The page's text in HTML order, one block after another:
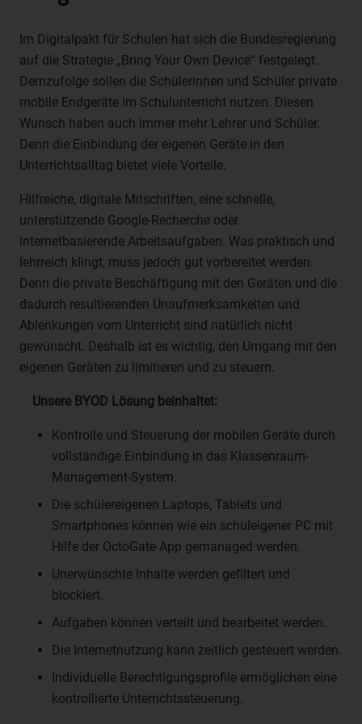
Im Digitalpakt für Schulen hat sich die Bundesregierung
auf die Strategie „Bring Your Own Device“ festgelegt.
Demzufolge sollen die Schülerinnen und Schüler private
mobile Endgeräte im Schulunterricht nutzen. Diesen
Wunsch haben auch immer mehr Lehrer und Schüler.
Denn die Einbindung der eigenen Geräte in den
Unterrichtsalltag bietet viele Vorteile.
Hilfreiche, digitale Mitschriften, eine schnelle,
unterstützende Google-Recherche oder
internetbasierende Arbeitsaufgaben. Was praktisch und
lehrreich klingt, muss jedoch gut vorbereitet werden.
Denn die private Beschäftigung mit den Geräten und die
dadurch resultierenden Unaufmerksamkeiten und
Ablenkungen vom Unterricht sind natürlich nicht
gewünscht. Deshalb ist es wichtig, den Umgang mit den
eigenen Geräten zu limitieren und zu steuern.
Unsere BYOD Lösung beinhaltet:
Kontrolle und Steuerung der mobilen Geräte durch
vollständige Einbindung in das Klassenraum-
Management-System.
Die schülereigenen Laptops, Tablets und
Smartphones können wie ein schuleigener PC mit
Hilfe der OctoGate App gemanaged werden.
Unerwünschte Inhalte werden gefiltert und
blockiert.
Aufgaben können verteilt und bearbeitet werden.
Die Internetnutzung kann zeitlich gesteuert werden.
Individuelle Berechtigungsprofile ermöglichen eine
kontrollierte Unterrichtssteuerung.
die Anpassung oder Veränderung, das Auslesen, das
Übermittlung, Verbreitung oder eine andere Form der
Bereitstellung, den Abgleich oder die Verknüpfung, die
Einschränkung, das Löschen oder die Vernichtung.
d) Einschränkung der Verarbeitung
Einschränkung der Verarbeitung ist die Markierung
gespeicherter personenbezogener Daten mit dem Ziel,
ihre künftige Verarbeitung einzuschränken.
Profiling ist jede Art der automatisierten Verarbeitung
personenbezogener Daten, die darin besteht, dass diese
personenbezogenen Daten verwendet werden, um
bestimmte persönliche Aspekte, die sich auf eine
natürliche Person beziehen, zu bewerten, insbesondere,
um Aspekte bezüglich Arbeitsleistung, wirtschaftlicher
Lage, Gesundheit, persönlicher Vorlieben, Interessen,
Zuverlässigkeit, Verhalten, Aufenthaltsort oder
oder vorherzusagen.
f) Pseudonymisierung
Pseudonymisierung ist die Verarbeitung
personenbezogener Daten in einer Weise, auf welche die
personenbezogenen Daten ohne Hinzuziehung
zusätzlicher Informationen nicht mehr einer spezifischen
betroffenen Person zugeordnet werden können, sofern
diese zusätzlichen Informationen gesondert aufbewahrt
werden und technischen und organisatorischen
Maßnahmen unterliegen, die gewährleisten, dass die
personenbezogenen Daten nicht einer identifizierten oder
identifizierbaren natürlichen Person zugewiesen werden.
g) Verantwortlicher oder für die
Verarbeitung Verantwortlicher
Verantwortlicher oder für die Verarbeitung
Verantwortlicher ist die natürliche oder juristische Person,
Behörde, Einrichtung oder andere Stelle, die allein oder